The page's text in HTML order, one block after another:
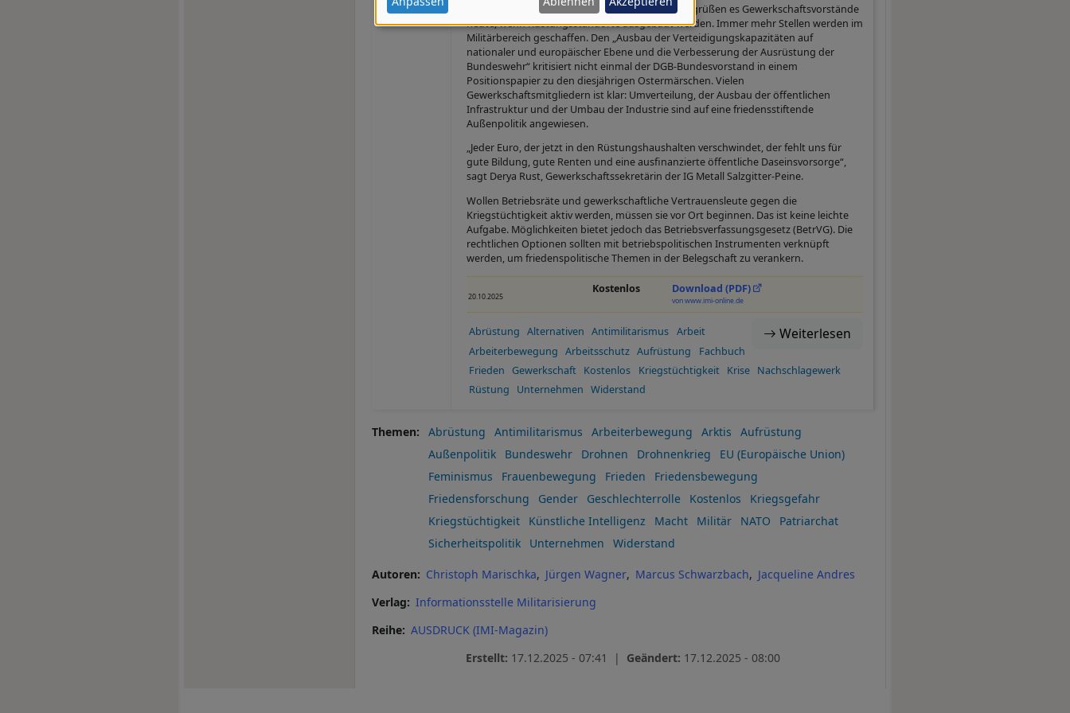
zivile Produkte umgestellt werden. Vielerorts begrüßen es Gewerkschaftsvorstände
heute, wenn Rüstungsstandorte ausgebaut werden. Immer mehr Stellen werden im
Militärbereich geschaffen. Den „Ausbau der Verteidigungskapazitäten auf
nationaler und europäischer Ebene und die Verbesserung der Ausrüstung der
Bundeswehr“ kritisiert nicht einmal der DGB-Bundesvorstand in einem
Positionspapier zu den diesjährigen Ostermärschen. Vielen
Gewerkschaftsmitgliedern ist klar: Umverteilung, der Ausbau der öffentlichen
Infrastruktur und der Umbau der Industrie sind auf eine friedensstiftende
Außenpolitik angewiesen.
„Jeder Euro, der jetzt in den Rüstungshaushalten verschwindet, der fehlt uns für
gute Bildung, gute Renten und eine ausfinanzierte öffentliche Daseinsvorsorge“,
sagt Derya Rust, Gewerkschaftssekretärin der IG Metall Salzgitter-Peine.
Wollen Betriebsräte und gewerkschaftliche Vertrauensleute gegen die
Kriegstüchtigkeit aktiv werden, müssen sie vor Ort beginnen. Das ist keine leichte
Aufgabe. Möglichkeiten bietet jedoch das Betriebsverfassungsgesetz (BetrVG). Die
rechtlichen Optionen sollten mit betriebspolitischen Instrumenten verknüpft
werden, um friedenspolitische Themen in der Belegschaft zu verankern.
20.10.2025
Kostenlos Download (PDF)
von www.imi-online.de
Weiterlesen
Abrüstung Alternativen Antimilitarismus Arbeit
Arbeiterbewegung Arbeitsschutz Aufrüstung
Fachbuch
Frieden Gewerkschaft Kostenlos Kriegstüchtigkeit Krise Nachschlagewerk
Rüstung
Unternehmen Widerstand
Themen Abrüstung Antimilitarismus Arbeiterbewegung Arktis
Aufrüstung
Außenpolitik
Bundeswehr Drohnen Drohnenkrieg
EU (Europäische Union)
Feminismus
Frauenbewegung Frieden
Friedensbewegung
Friedensforschung
Gender Geschlechterrolle Kostenlos
Kriegsgefahr
Kriegstüchtigkeit
Künstliche Intelligenz Macht Militär NATO
Patriarchat
Sicherheitspolitik
Unternehmen Widerstand
Autoren Christoph Marischka Jürgen Wagner Marcus Schwarzbach
Jacqueline Andres
Verlag
Informationsstelle Militarisierung
Reihe AUSDRUCK (IMI-Magazin)
Erstellt: 17.12.2025 - 07:41 | Geändert: 17.12.2025 - 08:00
Daten